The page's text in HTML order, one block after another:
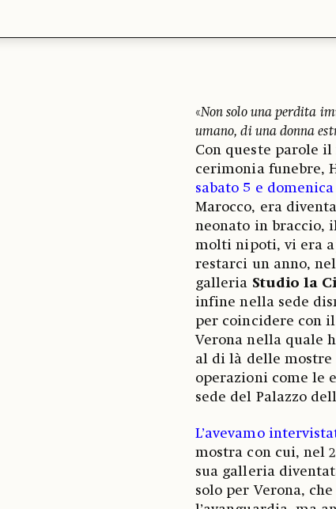
«Non solo una perdita
umano, di una donna
Con queste parole
cerimonia funebre,
sabato 5 e
Marocco, era
neonato in braccio,
molti nipoti, vi era
restarci un anno,
galleria Studio la
infine nella sede
per coincidere con
Verona nella quale
al di là delle
operazioni come le
sede del Palazzo
L’avevamo
mostra con cui, nel
sua galleria
solo per Verona,